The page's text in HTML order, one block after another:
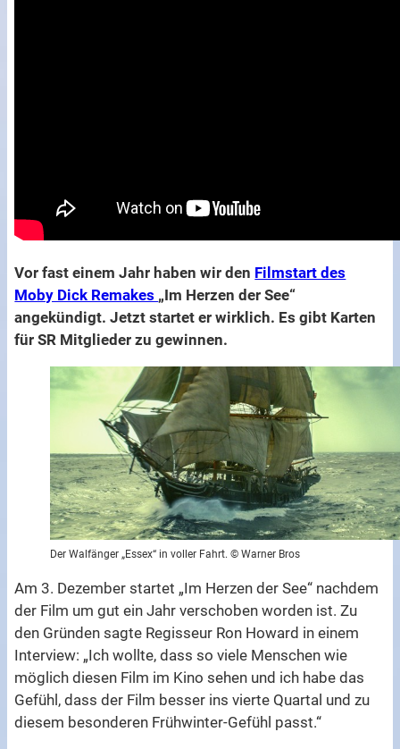
Vor fast einem Jahr haben wir den Filmstart des
Moby Dick Remakes „Im Herzen der See“
angekündigt. Jetzt startet er wirklich. Es gibt Karten
für SR Mitglieder zu gewinnen.
Der Walfänger „Essex“ in voller Fahrt. © Warner Bros
Am 3. Dezember startet „Im Herzen der See“ nachdem
der Film um gut ein Jahr verschoben worden ist. Zu
den Gründen sagte Regisseur Ron Howard in einem
Interview: „Ich wollte, dass so viele Menschen wie
möglich diesen Film im Kino sehen und ich habe das
Gefühl, dass der Film besser ins vierte Quartal und zu
diesem besonderen Frühwinter-Gefühl passt.“